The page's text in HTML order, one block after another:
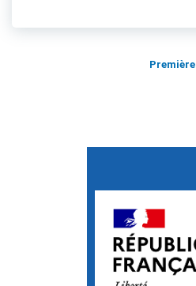
Première